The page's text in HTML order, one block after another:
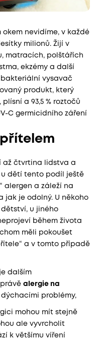
okem nevidíme, v každé
milionů. Žijí v
matracích, polštářích
ekzémy a další
vysavač
produkt, který
plísní a 93,5 % roztočů
C germicidního záření
až čtvrtina lidstva a
u dětí tento podíl ještě
alergen a záleží na
jak je odolný. U někoho
dětství, u jiného
během života
měli pokoušet
a v tomto případě
dalším
alergie na
dýchacími problémy,
mohou mít stejně
ale vyvrcholit
k většímu víření